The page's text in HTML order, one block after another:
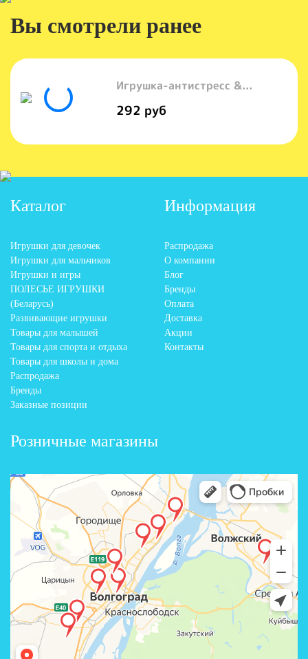
Вы смотрели ранее
Игрушка-антистресс &...
292 руб
Каталог
Игрушки для девочек
Игрушки для мальчиков
Игрушки и игры
ПОЛЕСЬЕ ИГРУШКИ
(Беларусь)
Развивающие игрушки
Товары для малышей
Товары для спорта и отдыха
Товары для школы и дома
Распродажа
Бренды
Заказные позиции
Информация
Распродажа
О компании
Блог
Бренды
Оплата
Доставка
Акции
Контакты
Розничные магазины